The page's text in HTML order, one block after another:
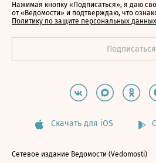
Нажимая кнопку «Подписаться», я даю
от «Ведомости» и подтверждаю, что
Политику по защите персональных данных
Скачать для iOS
Сетевое издание Ведомости (Vedomosti)